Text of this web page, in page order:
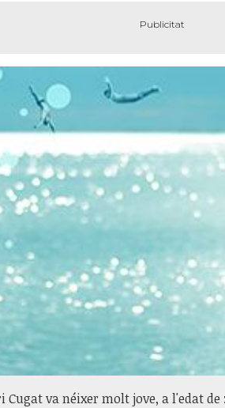
Cugat va néixer molt jove, a l'edat